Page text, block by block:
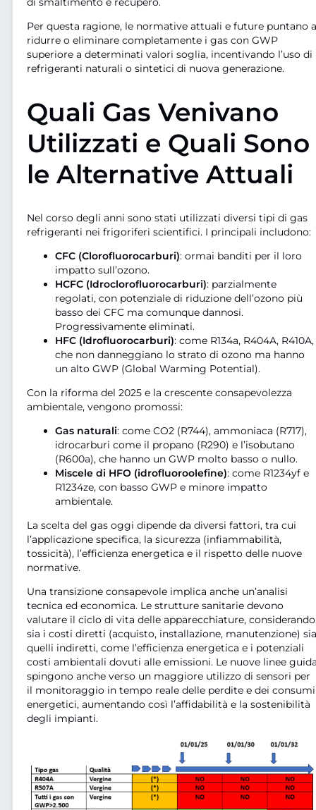
Per questa ragione, le normative attuali e future puntano a
ridurre o eliminare completamente i gas con GWP
superiore a determinati valori soglia, incentivando l’uso di
refrigeranti naturali o sintetici di nuova generazione.
Quali Gas Venivano
Utilizzati e Quali Sono
le Alternative Attuali
Nel corso degli anni sono stati utilizzati diversi tipi di gas
refrigeranti nei frigoriferi scientifici. I principali includono:
CFC (Clorofluorocarburi): ormai banditi per il loro
impatto sull’ozono.
HCFC (Idroclorofluorocarburi): parzialmente
regolati, con potenziale di riduzione dell’ozono più
basso dei CFC ma comunque dannosi.
Progressivamente eliminati.
HFC (Idrofluorocarburi): come R134a, R404A, R410A,
che non danneggiano lo strato di ozono ma hanno
un alto GWP (Global Warming Potential).
Con la riforma del 2025 e la crescente consapevolezza
ambientale, vengono promossi:
Gas naturali: come CO2 (R744), ammoniaca (R717),
idrocarburi come il propano (R290) e l’isobutano
(R600a), che hanno un GWP molto basso o nullo.
Miscele di HFO (idrofluoroolefine): come R1234yf e
R1234ze, con basso GWP e minore impatto
ambientale.
La scelta del gas oggi dipende da diversi fattori, tra cui
l’applicazione specifica, la sicurezza (infiammabilità,
tossicità), l’efficienza energetica e il rispetto delle nuove
normative.
Una transizione consapevole implica anche un’analisi
tecnica ed economica. Le strutture sanitarie devono
valutare il ciclo di vita delle apparecchiature, considerando
sia i costi diretti (acquisto, installazione, manutenzione) sia
quelli indiretti, come l’efficienza energetica e i potenziali
costi ambientali dovuti alle emissioni. Le nuove linee
spingono anche verso un maggiore utilizzo di sensori per
il monitoraggio in tempo reale delle perdite e dei consumi
energetici, aumentando così l’affidabilità e la sostenibilità
degli impianti.